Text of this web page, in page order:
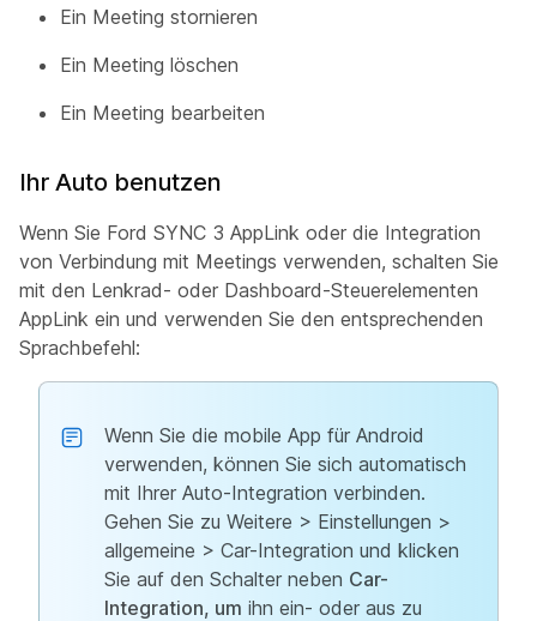
Ein Meeting stornieren
Ein Meeting löschen
Ein Meeting bearbeiten
Ihr Auto benutzen
Wenn Sie Ford SYNC 3 AppLink oder die Integration
von Verbindung mit Meetings verwenden, schalten Sie
mit den Lenkrad- oder Dashboard-Steuerelementen
AppLink ein und verwenden Sie den entsprechenden
Sprachbefehl:
Wenn Sie die mobile App für Android
verwenden, können Sie sich automatisch
mit Ihrer Auto-Integration verbinden.
Gehen Sie zu Weitere > Einstellungen >
allgemeine > Car-Integration und klicken
Sie auf den Schalter neben Car-
Integration, um ihn ein- oder aus zu